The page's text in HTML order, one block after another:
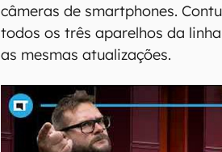
câmeras de smartphones.
todos os três aparelhos da
as mesmas atualizações.